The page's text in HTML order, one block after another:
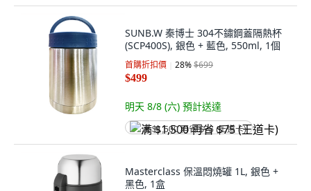
SUNB.W 秦博士 304不鏽鋼蓋隔熱杯
(SCP400S), 銀色 + 藍色, 550ml, 1個
首購折扣價 28%$699
$499
明天 8/8 (六) 預計送達
满 $1,500 再省 $75 (王道卡)
Masterclass 保溫悶燒罐 1L, 銀色 +
黑色, 1盒